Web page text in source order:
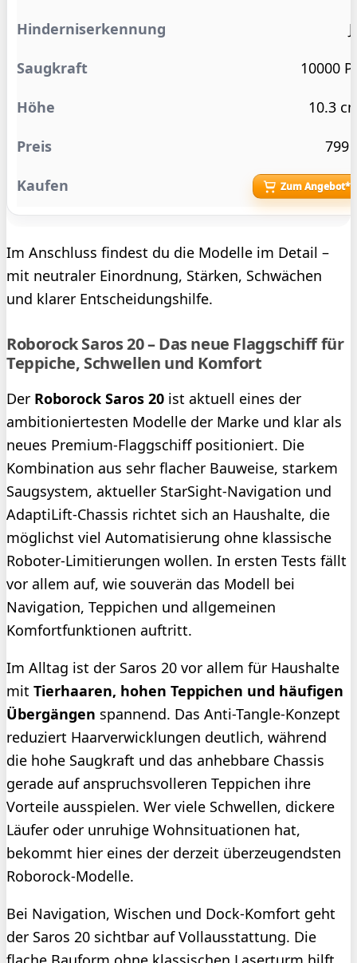
10000
10.3
799
Zum Angebot*
Im Anschluss findest du die Modelle im Detail –
mit neutraler Einordnung, Stärken, Schwächen
und klarer Entscheidungshilfe.
Roborock Saros 20 – Das neue Flaggschiff für
Teppiche, Schwellen und Komfort
Der Roborock Saros 20 ist aktuell eines der
ambitioniertesten Modelle der Marke und klar als
neues Premium-Flaggschiff positioniert. Die
Kombination aus sehr flacher Bauweise, starkem
Saugsystem, aktueller StarSight-Navigation und
AdaptiLift-Chassis richtet sich an Haushalte, die
möglichst viel Automatisierung ohne klassische
Roboter-Limitierungen wollen. In ersten Tests fällt
vor allem auf, wie souverän das Modell bei
Navigation, Teppichen und allgemeinen
Komfortfunktionen auftritt.
Im Alltag ist der Saros 20 vor allem für Haushalte
mit Tierhaaren, hohen Teppichen und häufigen
Übergängen spannend. Das Anti-Tangle-Konzept
reduziert Haarverwicklungen deutlich, während
die hohe Saugkraft und das anhebbare Chassis
gerade auf anspruchsvolleren Teppichen ihre
Vorteile ausspielen. Wer viele Schwellen, dickere
Läufer oder unruhige Wohnsituationen hat,
bekommt hier eines der derzeit überzeugendsten
Roborock-Modelle.
Bei Navigation, Wischen und Dock-Komfort geht
der Saros 20 sichtbar auf Vollausstattung. Die